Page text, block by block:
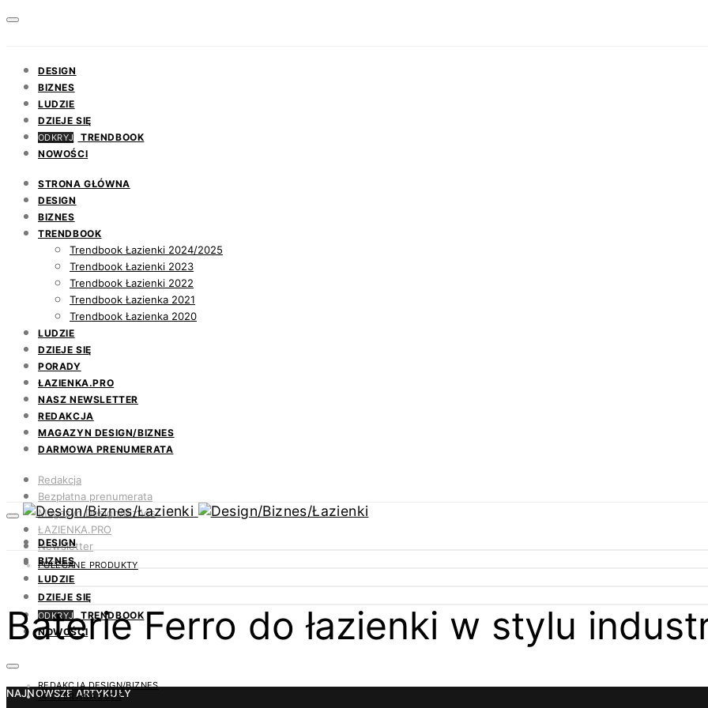
DESIGN
BIZNES
LUDZIE
DZIEJE SIĘ
ODKRYJ
TRENDBOOK
NOWOŚCI
STRONA GŁÓWNA
DESIGN
BIZNES
TRENDBOOK
Trendbook Łazienki 2024/2025
Trendbook Łazienki 2023
Trendbook Łazienki 2022
Trendbook Łazienka 2021
Trendbook Łazienka 2020
LUDZIE
DZIEJE SIĘ
PORADY
ŁAZIENKA.PRO
NASZ NEWSLETTER
REDAKCJA
MAGAZYN DESIGN/BIZNES
DARMOWA PRENUMERATA
Redakcja
Bezpłatna prenumerata
Magazyn Design/Biznes
ŁAZIENKA.PRO
Newsletter
Kontakt
DESIGN
BIZNES
LUDZIE
DZIEJE SIĘ
ODKRYJ TRENDBOOK
NOWOŚCI
NAJNOWSZE ARTYKUŁY
POLECANE PRODUKTY
Baterie Ferro do łazienki w stylu
REDAKCJA DESIGN/BIZNES
14 CZERWCA 2023